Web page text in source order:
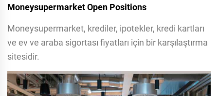
Moneysupermarket Open Positions
Moneysupermarket, krediler, ipotekler, kredi kartları
ve ev ve araba sigortası fiyatları için bir karşılaştırma
sitesidir.